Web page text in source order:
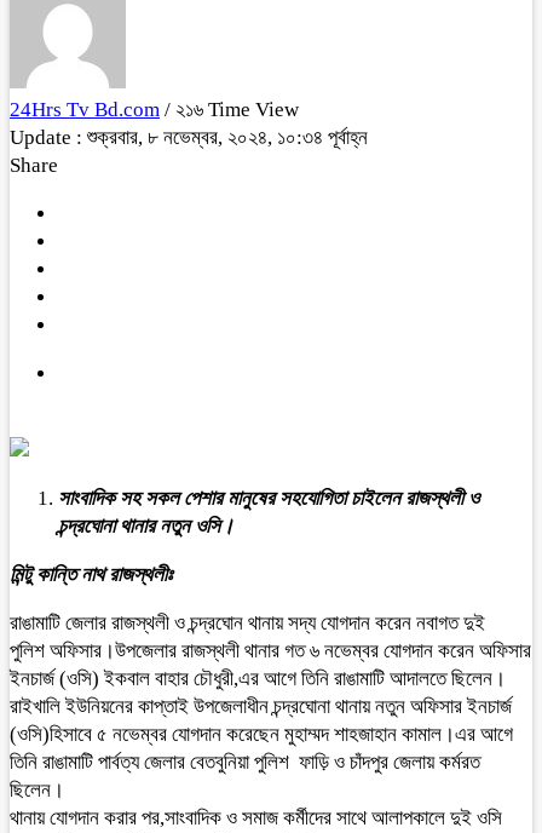
24Hrs Tv Bd.com / ২১৬ Time View
Update : শুক্রবার, ৮ নভেম্বর, ২০২৪, ১০:৩৪ পূর্বাহ্ন
Share
সাংবাদিক সহ সকল পেশার মানুষের সহযোগিতা চাইলেন রাজস্থলী ও
চন্দ্রঘোনা থানার নতুন ওসি।
মিন্টু কান্তি নাথ রাজস্থলীঃ
রাঙামাটি জেলার রাজস্থলী ও চন্দ্রঘোন থানায় সদ্য যোগদান করেন নবাগত দুই
পুলিশ অফিসার।উপজেলার রাজস্থলী থানার গত ৬ নভেম্বর যোগদান করেন অফিসার
ইনচার্জ (ওসি) ইকবাল বাহার চৌধুরী,এর আগে তিনি রাঙামাটি আদালতে ছিলেন।
রাইখালি ইউনিয়নের কাপ্তাই উপজেলাধীন চন্দ্রঘোনা থানায় নতুন অফিসার ইনচার্জ
(ওসি)হিসাবে ৫ নভেম্বর যোগদান করেছেন মুহাম্মদ শাহজাহান কামাল।এর আগে
তিনি রাঙামাটি পার্বত্য জেলার বেতবুনিয়া পুলিশ ফাড়ি ও চাঁদপুর জেলায় কর্মরত
ছিলেন।
থানায় যোগদান করার পর,সাংবাদিক ও সমাজ কর্মীদের সাথে আলাপকালে দুই ওসি